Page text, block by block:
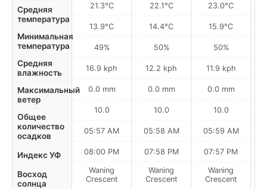
Средняя
температура
Минимальная
температура
Средняя
влажность
Максимальный
ветер
Общее
количество
осадков
Индекс УФ
Восход
солнца
21.3°C
13.9°C
49%
16.9 kph
0.0 mm
10.0
05:57 AM
08:00 PM
Waning
Crescent
22.1°C
14.4°C
50%
12.2 kph
0.0 mm
10.0
05:58 AM
07:58 PM
Waning
Crescent
23.0°C
15.9°C
50%
11.9 kph
0.0 mm
10.0
05:59 AM
07:57 PM
Waning
Crescent